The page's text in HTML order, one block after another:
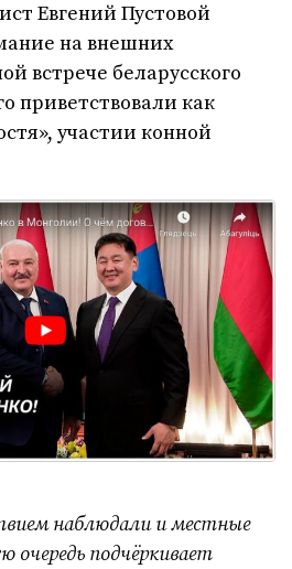
Евгений Пустовой
на внешних
встрече беларусского
приветствовали как
участии конной
наблюдали и местные
подчёркивает